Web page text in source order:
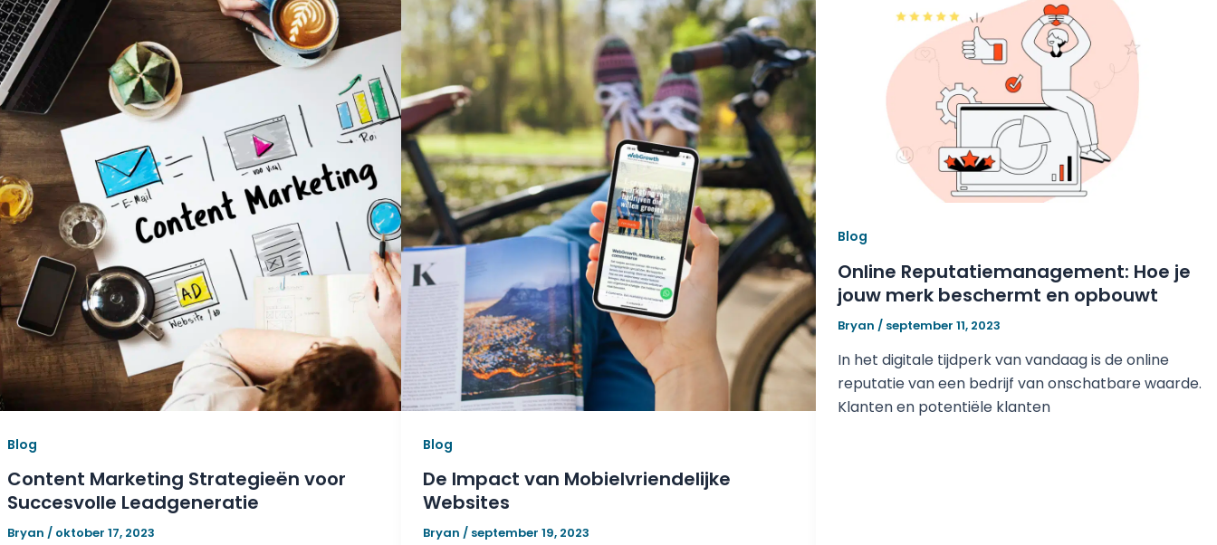
Blog
Content Marketing Strategieën voor
Succesvolle Leadgeneratie
Bryan / oktober 17, 2023
Blog
De Impact van Mobielvriendelijke
Websites
Bryan / september 19, 2023
Blog
Online Reputatiemanagement: Hoe je
jouw merk beschermt en opbouwt
Bryan/ september 11, 2023
In het digitale tijdperk van vandaag is de online
reputatie van een bedrijf van onschatbare waarde.
Klanten en potentiële klanten